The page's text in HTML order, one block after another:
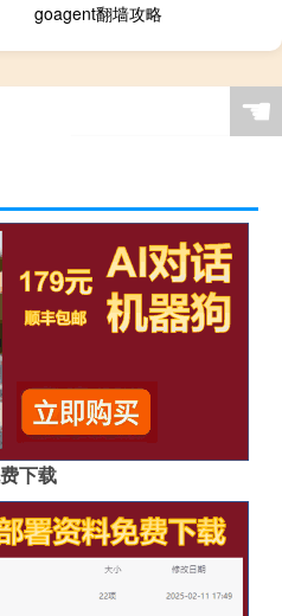
goagent翻墙攻略
☚
下载